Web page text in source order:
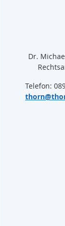
Dr.
Telefon: